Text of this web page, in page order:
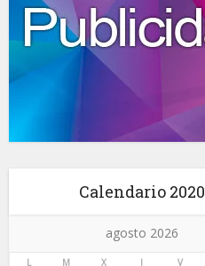
Calendario 2020
agosto 2026
L M X J V